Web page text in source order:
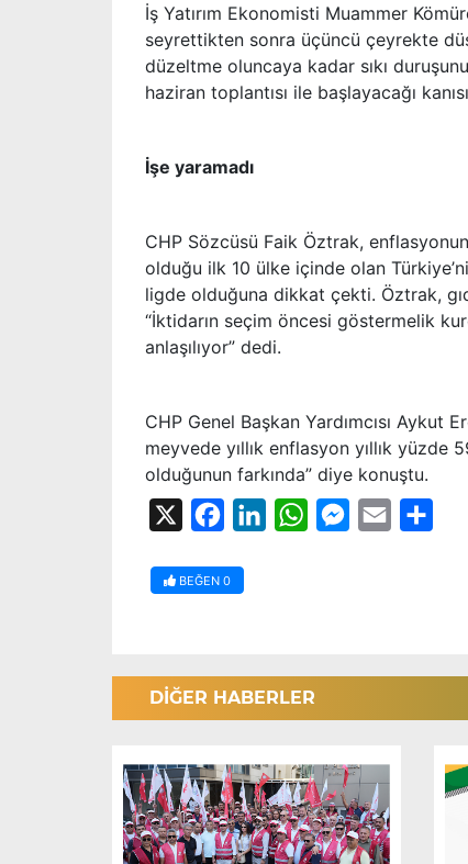
İş Yatırım Ekonomisti Muammer
seyrettikten sonra üçüncü çeyrekte
düzeltme oluncaya kadar sıkı
haziran toplantısı ile başlayacağı
İşe yaramadı
CHP Sözcüsü Faik Öztrak,
olduğu ilk 10 ülke içinde olan
ligde olduğuna dikkat çekti. Öztrak,
“İktidarın seçim öncesi göstermelik
anlaşılıyor” dedi.
CHP Genel Başkan Yardımcısı Aykut
meyvede yıllık enflasyon yıllık
olduğunun farkında” diye konuştu.
FacebookLinkedInWhatsAppMessenger
Email
BEĞEN 0
DİĞER HABERLER